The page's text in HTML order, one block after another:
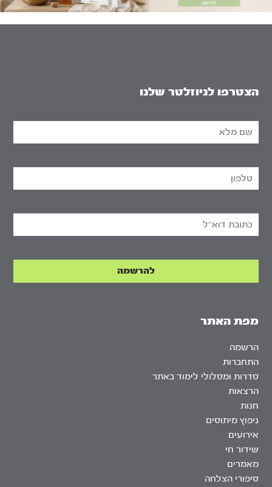
מפת האתר
הרשמה
התחברות
סדרות ומסלולי לימוד באתר
הרצאות
חנות
ניפוץ מיתוסים
אירועים
שידור חי
מאמרים
סיפורי הצלחה
הצטרפו לניוזלטר שלנו